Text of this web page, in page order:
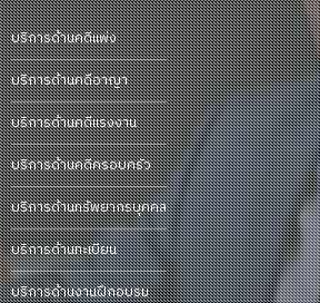
บริการด้านคดีแพ่ง
บริการด้านคดีอาญา
บริการด้านคดีแรงงาน
บริการด้านคดีครอบครัว
บริการด้านทรัพยากรบุคคล
บริการด้านทะเบียน
บริการด้านงานฝึกอบรม